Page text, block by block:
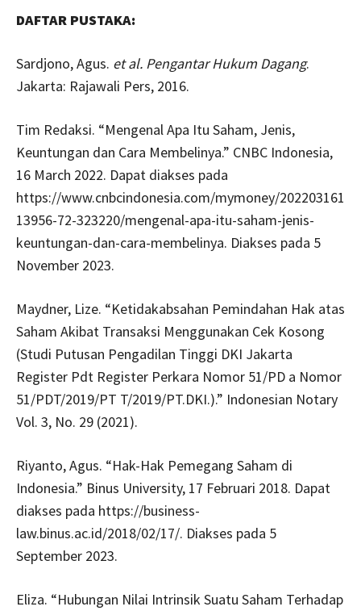
DAFTAR PUSTAKA:
Sardjono, Agus. et al. Pengantar Hukum Dagang.
Jakarta: Rajawali Pers, 2016.
Tim Redaksi. “Mengenal Apa Itu Saham, Jenis,
Keuntungan dan Cara Membelinya.” CNBC Indonesia,
16 March 2022. Dapat diakses pada
https://www.cnbcindonesia.com/mymoney/202203161
13956-72-323220/mengenal-apa-itu-saham-jenis-
keuntungan-dan-cara-membelinya. Diakses pada 5
November 2023.
Maydner, Lize. “Ketidakabsahan Pemindahan Hak atas
Saham Akibat Transaksi Menggunakan Cek Kosong
(Studi Putusan Pengadilan Tinggi DKI Jakarta
Register Pdt Register Perkara Nomor 51/PD a Nomor
51/PDT/2019/PT T/2019/PT.DKI.).” Indonesian Notary
Vol. 3, No. 29 (2021).
Riyanto, Agus. “Hak-Hak Pemegang Saham di
Indonesia.” Binus University, 17 Februari 2018. Dapat
diakses pada https://business-
law.binus.ac.id/2018/02/17/. Diakses pada 5
September 2023.
Eliza. “Hubungan Nilai Intrinsik Suatu Saham Terhadap